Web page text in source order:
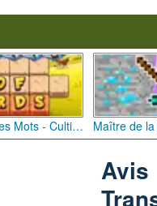
La Ferme des Mots - Cultivez votre Vocabulaire